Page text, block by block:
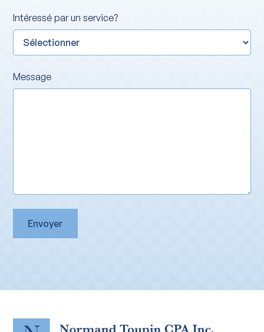
Intéressé par un service?
Message